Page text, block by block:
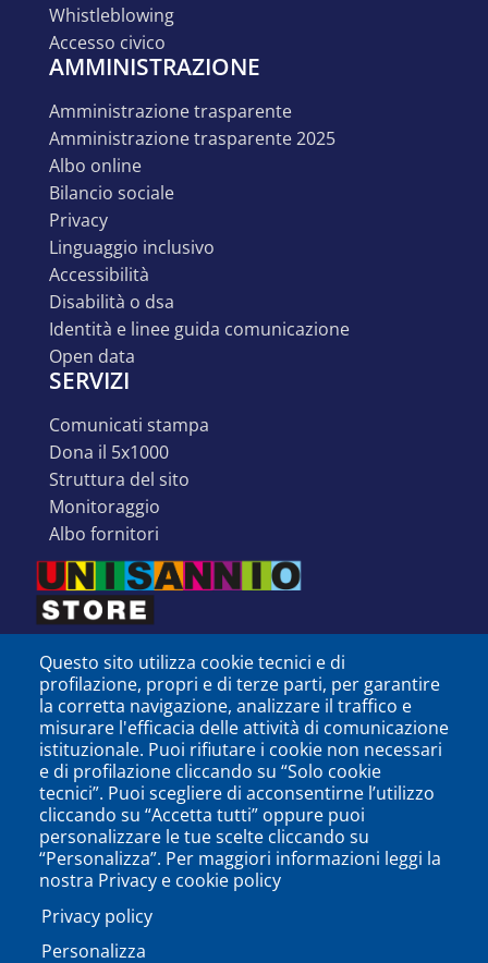
whistleblowing
accesso civico
AMMINISTRAZIONE
amministrazione trasparente
amministrazione trasparente 2025
albo online
bilancio sociale
privacy
linguaggio inclusivo
accessibilità
disabilità o dsa
identità e linee guida comunicazione
open data
SERVIZI
comunicati stampa
dona il 5x1000
struttura del sito
monitoraggio
albo fornitori
SEGUICI SU
Questo sito utilizza cookie tecnici e di
profilazione, propri e di terze parti, per garantire
la corretta navigazione, analizzare il traffico e
misurare l'efficacia delle attività di comunicazione
istituzionale. Puoi rifiutare i cookie non necessari
e di profilazione cliccando su “Solo cookie
tecnici”. Puoi scegliere di acconsentirne l’utilizzo
cliccando su “Accetta tutti” oppure puoi
personalizzare le tue scelte cliccando su
“Personalizza”. Per maggiori informazioni leggi la
nostra Privacy e cookie policy
Privacy policy
Personalizza